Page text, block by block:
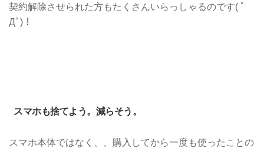
契約解除させられた方もたくさんいらっしゃるのです( ﾟ
Дﾟ)！
スマホも捨てよう。減らそう。
スマホ本体ではなく、、購入してから一度も使ったことの